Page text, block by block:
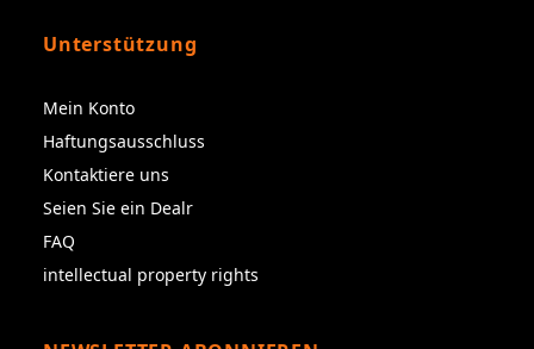
Unterstützung
Mein Konto
Haftungsausschluss
Kontaktiere uns
Seien Sie ein Dealr
FAQ
intellectual property rights